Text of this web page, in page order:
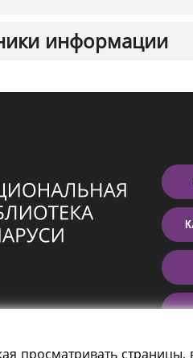
информации
просматривать